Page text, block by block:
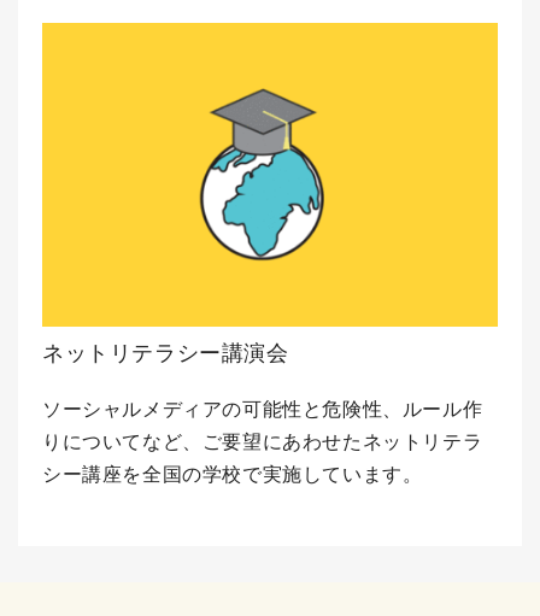
ネットリテラシー講演会
ソーシャルメディアの可能性と危険性、ルール作
りについてなど、ご要望にあわせたネットリテラ
シー講座を全国の学校で実施しています。